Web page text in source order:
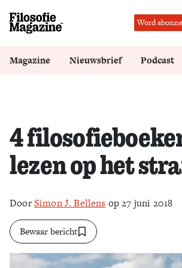
Word
Magazine Nieuwsbrief Podcast
4
lezen op het
DoorSimon J. Bellens op 27 juni 2018
Bewaar bericht